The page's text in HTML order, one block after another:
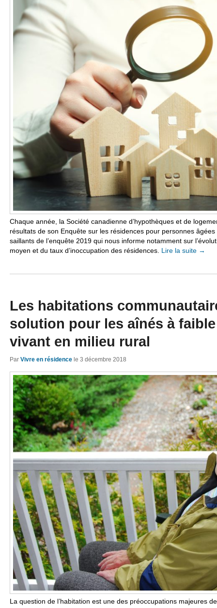
Chaque année, la Société canadienne d’hypothèques et de
résultats de son Enquête sur les résidences pour personnes
saillants de l’enquête 2019 qui nous informe notamment sur
moyen et du taux d’inoccupation des résidences. Lire la suite →
Les habitations
solution pour les aînés à
vivant en milieu rural
Par Vivre en résidence le 3 décembre 2018
La question de l’habitation est une des préoccupations majeures